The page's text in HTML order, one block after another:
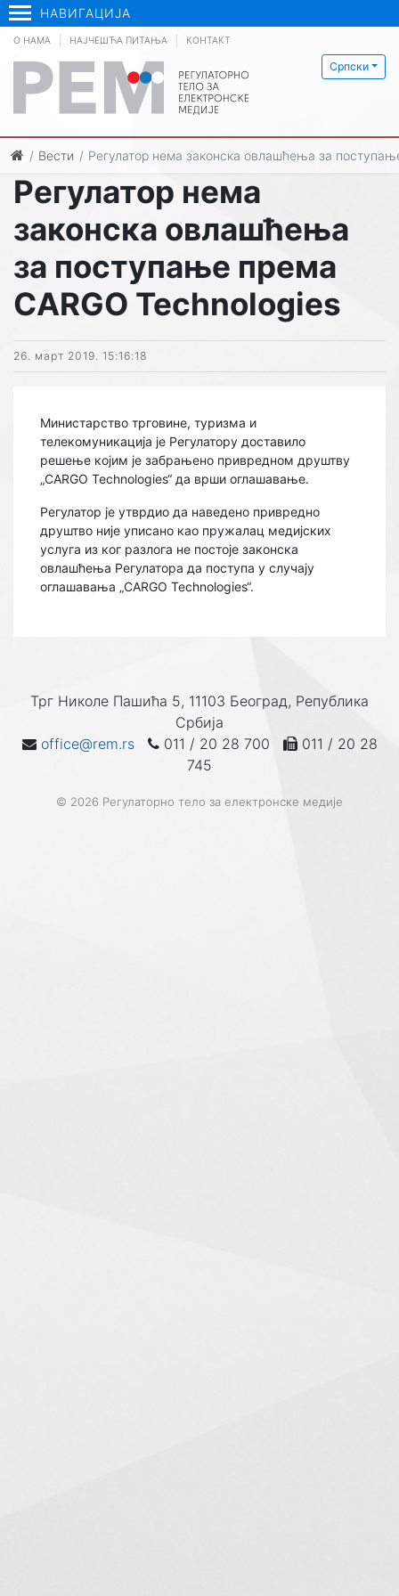
НАВИГАЦИЈА
Српски
О НАМА НАЈЧЕШЋА ПИТАЊА КОНТАКТ
Вести Регулатор нема законска овлашћења за
Регулатор нема
законска овлашћења
за поступање према
CARGO Technologies
26. март 2019. 15:16:18
Министарство трговине, туризма и
телекомуникација је Регулатору доставило
решење којим је забрањено привредном друштву
„CARGO Technologies“ да врши оглашавање.
Регулатор је утврдио да наведено привредно
друштво није уписано као пружалац медијских
услуга из ког разлога не постоје законска
овлашћења Регулатора да поступа у случају
оглашавања „CARGO Technologies“.
Трг Николе Пашића 5, 11103 Београд, Република
Србија
office@rem.rs
011 / 20 28 700
011 / 20 28
745
© 2026 Регулаторно тело за електронске медије